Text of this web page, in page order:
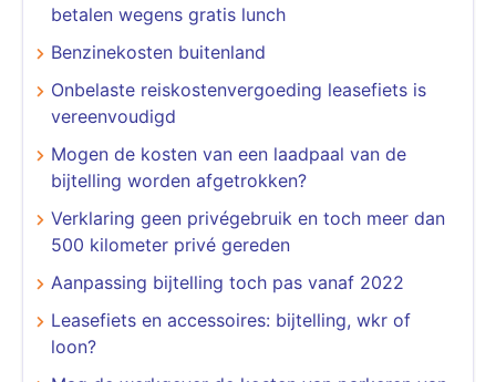
betalen wegens gratis lunch
Benzinekosten buitenland
Onbelaste reiskostenvergoeding leasefiets is
vereenvoudigd
Mogen de kosten van een laadpaal van de
bijtelling worden afgetrokken?
Verklaring geen privégebruik en toch meer dan
500 kilometer privé gereden
Aanpassing bijtelling toch pas vanaf 2022
Leasefiets en accessoires: bijtelling, wkr of
loon?